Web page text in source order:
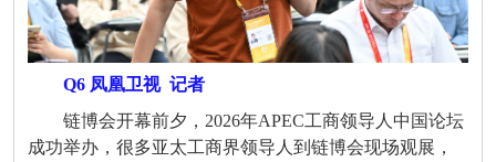
Q6 凤凰卫视 记者
链博会开幕前夕，2026年APEC工商领导人中国论坛
成功举办，很多亚太工商界领导人到链博会现场观展，